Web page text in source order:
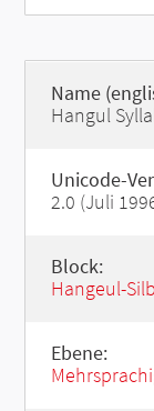
Name
Hangul
Unicode-
2.0 (Juli
Block:
Hangeul-
Ebene: